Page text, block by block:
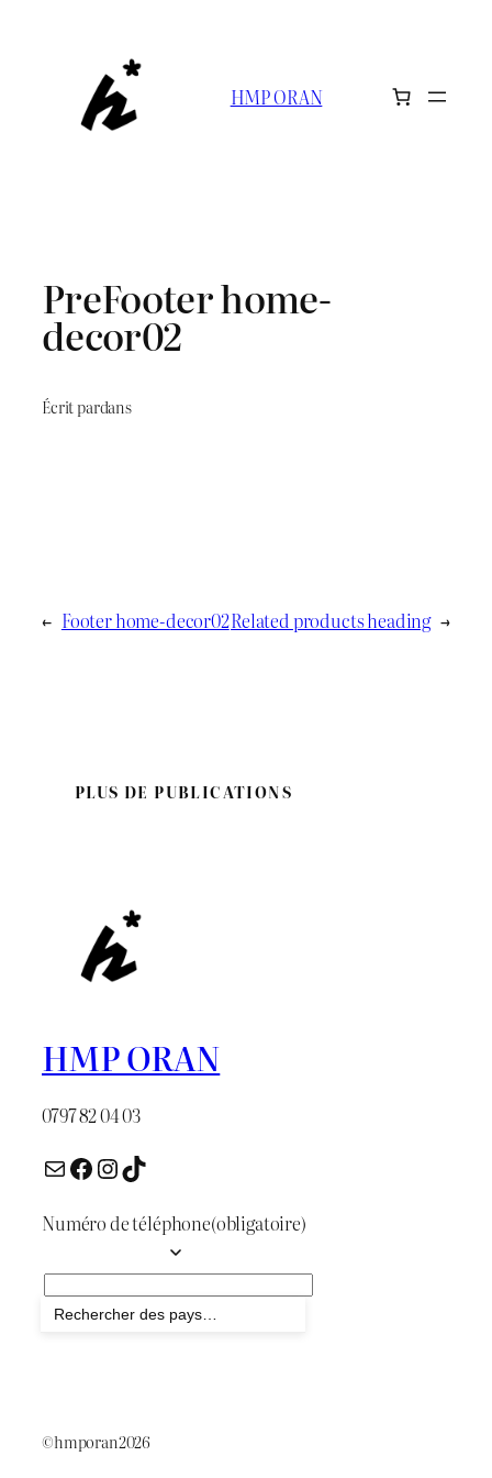
HMP ORAN
PreFooter home-
decor02
Écrit pardans
← Footer home-decor02Related products heading →
PLUS DE PUBLICATIONS
HMP ORAN
0797 82 04 03
Numéro de téléphone(obligatoire)
Envoyer
©hmporan2026